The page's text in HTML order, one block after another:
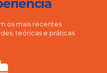
os mais recentes
teóricas e práticas